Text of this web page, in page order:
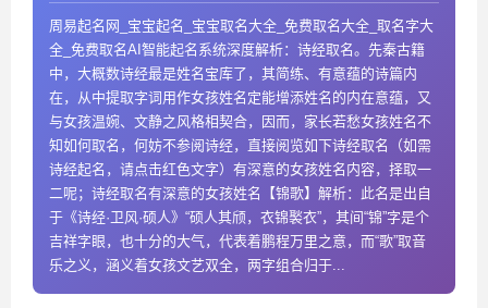
周易起名网_宝宝起名_宝宝取名大全_免费取名大全_取名字大
全_免费取名AI智能起名系统深度解析：诗经取名。先秦古籍
中，大概数诗经最是姓名宝库了，其简练、有意蕴的诗篇内
在，从中提取字词用作女孩姓名定能增添姓名的内在意蕴，又
与女孩温婉、文静之风格相契合，因而，家长若愁女孩姓名不
知如何取名，何妨不参阅诗经，直接阅览如下诗经取名（如需
诗经起名，请点击红色文字）有深意的女孩姓名内容，择取一
二呢；诗经取名有深意的女孩姓名【锦歌】解析：此名是出自
于《诗经·卫风·硕人》“硕人其颀，衣锦褧衣”，其间“锦”字是个
吉祥字眼，也十分的大气，代表着鹏程万里之意，而“歌”取音
乐之义，涵义着女孩文艺双全，两字组合归于...